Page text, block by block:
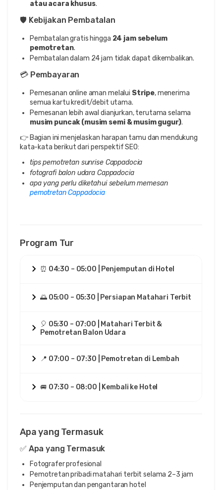
atau acara khusus.
🛡️ Kebijakan Pembatalan
Pembatalan gratis hingga 24 jam sebelum
pemotretan.
Pembatalan dalam 24 jam tidak dapat dikembalikan.
💳 Pembayaran
Pemesanan online aman melalui Stripe, menerima
semua kartu kredit/debit utama.
Pemesanan lebih awal dianjurkan, terutama selama
musim puncak (musim semi & musim gugur).
👉 Bagian ini menjelaskan harapan tamu dan mendukung
kata-kata berikut dari perspektif SEO:
tips pemotretan sunrise Cappadocia
fotografi balon udara Cappadocia
apa yang perlu diketahui sebelum memesan
pemotretan Cappadocia
Program Tur
⏰ 04:30 – 05:00 | Penjemputan di Hotel
🌅 05:00 – 05:30 | Persiapan Matahari Terbit
🎈 05:30 – 07:00 | Matahari Terbit &
Pemotretan Balon Udara
📍 07:00 – 07:30 | Pemotretan di Lembah
🚐 07:30 – 08:00 | Kembali ke Hotel
Apa yang Termasuk
✅ Apa yang Termasuk
Fotografer profesional
Pemotretan pribadi matahari terbit selama 2–3 jam
Penjemputan dan pengantaran hotel